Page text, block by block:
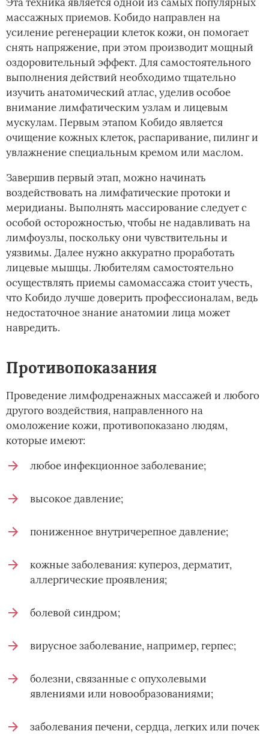
массажных приемов. Кобидо направлен на
усиление регенерации клеток кожи, он помогает
снять напряжение, при этом производит мощный
оздоровительный эффект. Для самостоятельного
выполнения действий необходимо тщательно
изучить анатомический атлас, уделив особое
внимание лимфатическим узлам и лицевым
мускулам. Первым этапом Кобидо является
очищение кожных клеток, распаривание, пилинг и
увлажнение специальным кремом или маслом.
Завершив первый этап, можно начинать
воздействовать на лимфатические протоки и
меридианы. Выполнять массирование следует с
особой осторожностью, чтобы не надавливать на
лимфоузлы, поскольку они чувствительны и
уязвимы. Далее нужно аккуратно проработать
лицевые мышцы. Любителям самостоятельно
осуществлять приемы самомассажа стоит учесть,
что Кобидо лучше доверить профессионалам, ведь
недостаточное знание анатомии лица может
навредить.
Противопоказания
Проведение лимфодренажных массажей и любого
другого воздействия, направленного на
омоложение кожи, противопоказано людям,
которые имеют:
любое инфекционное заболевание;
высокое давление;
пониженное внутричерепное давление;
кожные заболевания: купероз, дерматит,
аллергические проявления;
болевой синдром;
вирусное заболевание, например, герпес;
болезни, связанные с опухолевыми
явлениями или новообразованиями;
заболевания печени, сердца, легких или почек